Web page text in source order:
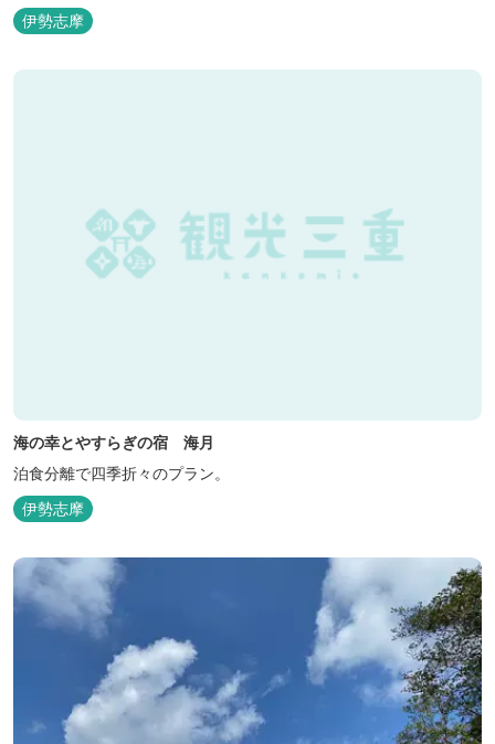
ックスした滞在をお楽しみいただけます。滞在中は、目の前の海か
らきれいな海水を引き込み、24時間以内に新鮮な状態で使用するタ
ラソテラピーや、季節の海の幸を楽しめるフレンチと日本料理が堪
伊勢志摩
海の幸とやすらぎの宿 海月
泊食分離で四季折々のプラン。
伊勢志摩